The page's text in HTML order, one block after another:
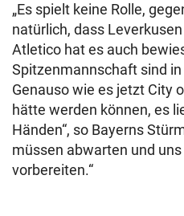
„Es spielt keine Rolle,
natürlich, dass
Atletico hat es auch
Spitzenmannschaft sind
Genauso wie es jetzt City
hätte werden können, es
Händen“, so Bayerns
müssen abwarten und
vorbereiten.“